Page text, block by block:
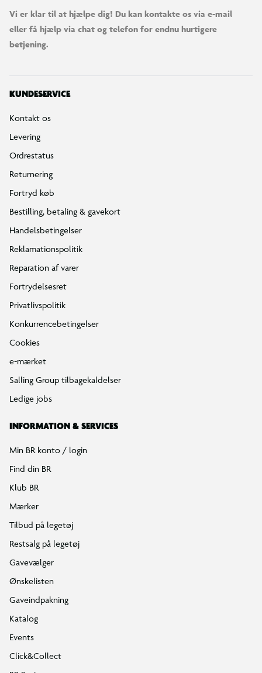
Vi er klar til at hjælpe dig! Du kan kontakte os via e-mail
eller få hjælp via chat og telefon for endnu hurtigere
betjening.
KUNDESERVICE
Kontakt os
Levering
Ordrestatus
Returnering
Fortryd køb
Bestilling, betaling & gavekort
Handelsbetingelser
Reklamationspolitik
Reparation af varer
Fortrydelsesret
Privatlivspolitik
Konkurrencebetingelser
Cookies
e-mærket
Salling Group tilbagekaldelser
Ledige jobs
INFORMATION & SERVICES
Min BR konto / login
Find din BR
Klub BR
Mærker
Tilbud på legetøj
Restsalg på legetøj
Gavevælger
Ønskelisten
Gaveindpakning
Katalog
Events
Click&Collect